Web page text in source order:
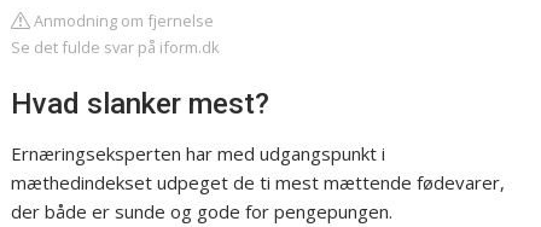
Anmodning om fjernelse
Se det fulde svar på iform.dk
Hvad slanker mest?
Ernæringseksperten har med udgangspunkt i
mæthedindekset udpeget de ti mest mættende fødevarer,
der både er sunde og gode for pengepungen.